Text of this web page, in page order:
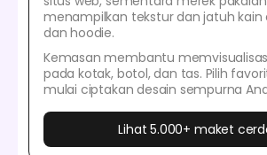
menampilkan tekstur dan jatuh kain
dan hoodie.
Kemasan membantu
pada kotak, botol, dan tas. Pilih
mulai ciptakan desain sempurna
Lihat 5.000+ maket